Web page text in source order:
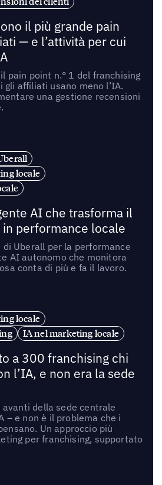
il più grande pain
— e l’attività per cui
pain point n.° 1 del franchising
affiliati usano meno l’IA.
una gestione recensioni
locale
AI che trasforma il
performance locale
di Uberall per la performance
AI autonomo che monitora
conta di più e fa il lavoro.
locale
IA nel marketing locale
a 300 franchising chi
l’IA, e non era la sede
della sede centrale
– e non è il problema che i
Un approccio più
per franchising, supportato